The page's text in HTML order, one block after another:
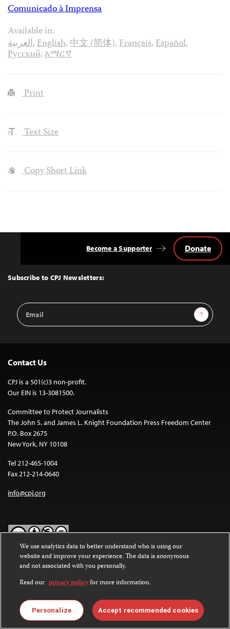
Comunicado à Imprensa
Available in:
العربية,English,中文 (简体),Français,Español,
Русский,አማርኛ
Print
Text Size
Copy Short Link
Top
Subscribe to CPJ Newsletters:
Email
Address
Sign Up
Become a Supporter Donate
Contact Us
CPJ is a 501(c)3 non-profit.
Our EIN is 13-3081500.
Committee to Protect Journalists
The John S. and James L. Knight Foundation Press Freedom Center
P.O. Box 2675
New York, NY 10108
Tel 212-465-1004
Fax 212-214-0640
info@cpj.org
Except where noted, text on this website is licensed under a
Commons Attribution-NonCommercial-NoDerivatives 4.0
International License.
Images and other media are not covered by the Creative Commons
license. For more information about permissions, see ourFAQs
We use analytics data to better understand who is using our
website and improve your experience. The data is anonymous
and not associated with you personally.
Read our privacy policyfor more information.
Personalize Accept recommended cookies